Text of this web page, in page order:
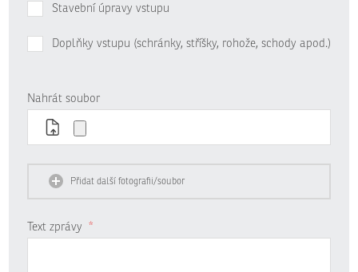
Stavební úpravy vstupu
Doplňky vstupu (schránky, stříšky, rohože, schody apod.)
Nahrát soubor
Přidat další fotografii/soubor
Text zprávy *